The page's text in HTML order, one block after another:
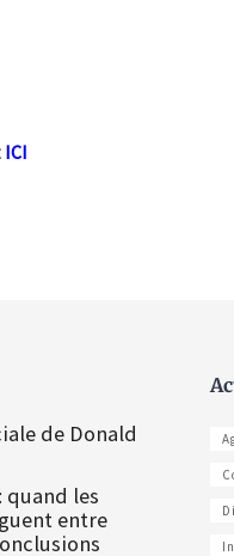
ICI
de Donald
quand les
entre